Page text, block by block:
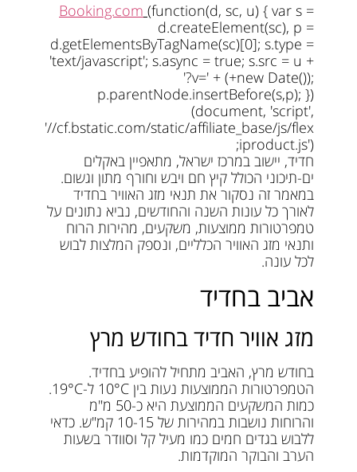
Booking.com (function(d, sc, u) { var s =
d.createElement(sc), p =
d.getElementsByTagName(sc)[0]; s.type =
'text/javascript'; s.async = true; s.src = u +
'?v=' + (+new Date());
p.parentNode.insertBefore(s,p); })
(document, 'script',
'//cf.bstatic.com/static/affiliate_base/js/flex
iproduct.js');
חדיד, יישוב במרכז ישראל, מתאפיין באקלים
ים-תיכוני הכולל קיץ חם ויבש וחורף מתון וגשום.
במאמר זה נסקור את תנאי מזג האוויר בחדיד
לאורך כל עונות השנה והחודשים, נביא נתונים על
טמפרטורות ממוצעות, משקעים, מהירות הרוח
ותנאי מזג האוויר הכלליים, ונספק המלצות לבוש
לכל עונה.
אביב בחדיד
מזג אוויר חדיד בחודש מרץ
בחודש מרץ, האביב מתחיל להופיע בחדיד.
הטמפרטורות הממוצעות נעות בין 10°C ל-19°C.
כמות המשקעים הממוצעת היא כ-50 מ"מ
והרוחות נושבות במהירות של 10-15 קמ"ש. כדאי
ללבוש בגדים חמים כמו מעיל קל וסוודר בשעות
הערב והבוקר המוקדמות.